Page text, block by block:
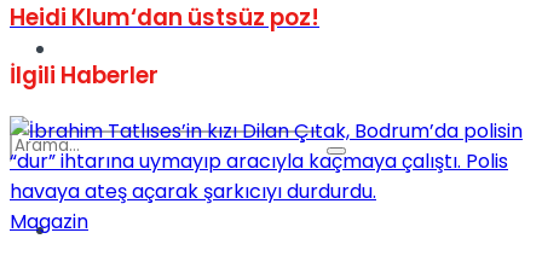
Türkiye
Heidi Klum‘dan üstsüz poz!
İlgili Haberler
Magazin